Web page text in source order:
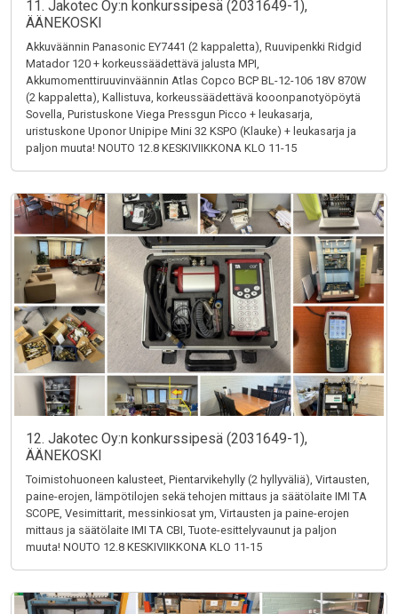
11. Jakotec Oy:n konkurssipesä (2031649-1),
ÄÄNEKOSKI
Akkuväännin Panasonic EY7441 (2 kappaletta), Ruuvipenkki Ridgid
Matador 120 + korkeussäädettävä jalusta MPI,
Akkumomenttiruuvinväännin Atlas Copco BCP BL-12-106 18V 870W
(2 kappaletta), Kallistuva, korkeussäädettävä kooonpanotyöpöytä
Sovella, Puristuskone Viega Pressgun Picco + leukasarja,
uristuskone Uponor Unipipe Mini 32 KSPO (Klauke) + leukasarja ja
paljon muuta! NOUTO 12.8 KESKIVIIKKONA KLO 11-15
12. Jakotec Oy:n konkurssipesä (2031649-1),
ÄÄNEKOSKI
Toimistohuoneen kalusteet, Pientarvikehylly (2 hyllyväliä), Virtausten,
paine-erojen, lämpötilojen sekä tehojen mittaus ja säätölaite IMI TA
SCOPE, Vesimittarit, messinkiosat ym, Virtausten ja paine-erojen
mittaus ja säätölaite IMI TA CBI, Tuote-esittelyvaunut ja paljon
muuta! NOUTO 12.8 KESKIVIIKKONA KLO 11-15